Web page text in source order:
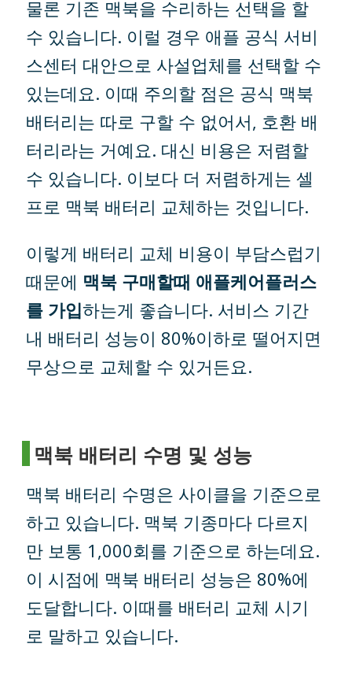
물론 기존 맥북을 수리하는 선택을 할
수 있습니다. 이럴 경우 애플 공식 서비
스센터 대안으로 사설업체를 선택할 수
있는데요. 이때 주의할 점은 공식 맥북
배터리는 따로 구할 수 없어서, 호환 배
터리라는 거예요. 대신 비용은 저렴할
수 있습니다. 이보다 더 저렴하게는 셀
프로 맥북 배터리 교체하는 것입니다.
이렇게 배터리 교체 비용이 부담스럽기
때문에 맥북 구매할때 애플케어플러스
를 가입하는게 좋습니다. 서비스 기간
내 배터리 성능이 80%이하로 떨어지면
무상으로 교체할 수 있거든요.
맥북 배터리 수명 및 성능
맥북 배터리 수명은 사이클을 기준으로
하고 있습니다. 맥북 기종마다 다르지
만 보통 1,000회를 기준으로 하는데요.
이 시점에 맥북 배터리 성능은 80%에
도달합니다. 이때를 배터리 교체 시기
로 말하고 있습니다.